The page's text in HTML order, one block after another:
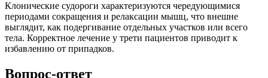
Клонические судороги характеризуются чередующимися
периодами сокращения и релаксации мышц, что внешне
выглядит, как подергивание отдельных участков или всего
тела. Корректное лечение у трети пациентов приводит к
избавлению от припадков.
Вопрос-ответ